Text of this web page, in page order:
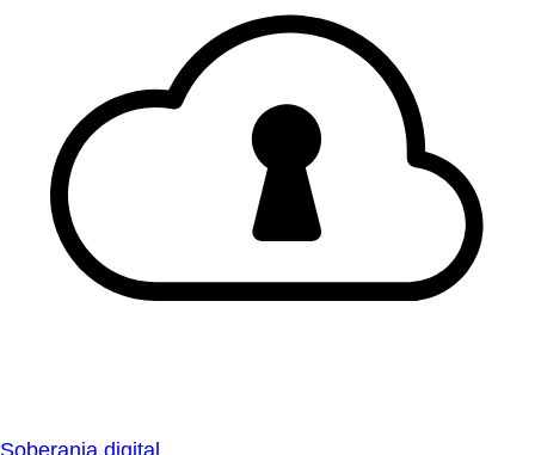
Soberania digital